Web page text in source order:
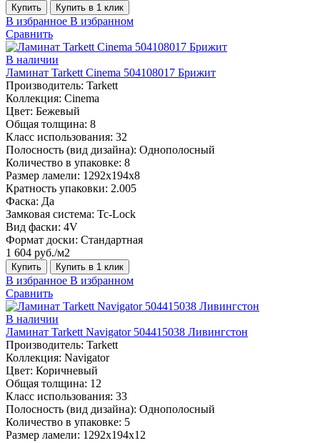
Купить Купить в 1 клик
В избранное В избранном
Сравнить
В наличии
Ламинат Tarkett Cinema 504108017 Брижит
Производитель: Tarkett
Коллекция: Cinema
Цвет: Бежевый
Общая толщина: 8
Класс использования: 32
Полосность (вид дизайна): Однополосный
Количество в упаковке: 8
Размер ламели: 1292х194х8
Кратность упаковки: 2.005
Фаска: Да
Замковая система: Tc-Lock
Вид фаски: 4V
Формат доски: Стандартная
1 604 руб./м2
Купить Купить в 1 клик
В избранное В избранном
Сравнить
В наличии
Ламинат Tarkett Navigator 504415038 Ливингстон
Производитель: Tarkett
Коллекция: Navigator
Цвет: Коричневый
Общая толщина: 12
Класс использования: 33
Полосность (вид дизайна): Однополосный
Количество в упаковке: 5
Размер ламели: 1292х194х12